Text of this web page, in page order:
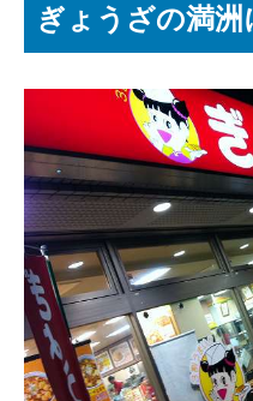
ぎょうざの満洲